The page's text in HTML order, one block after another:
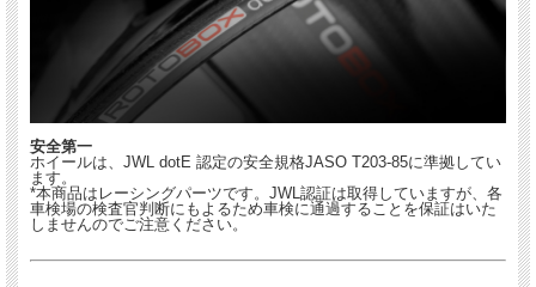
安全第一
ホイールは、JWL dotE 認定の安全規格JASO T203-85に準拠してい
ます。
*本商品はレーシングパーツです。JWL認証は取得していますが、各
車検場の検査官判断にもよるため車検に通過することを保証はいた
しませんのでご注意ください。